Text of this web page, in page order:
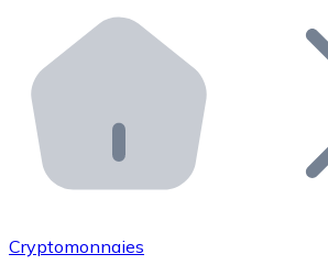
Distributeurs automatiques
Intégrez un ATM Bitnovo dans
API Bitnovo
Intégrez notre API dans votre
Rejoignez notre réseau de
Cryptomonnaies